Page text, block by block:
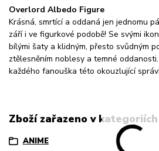
Overlord Albedo Figure
Krásná, smrtící a oddaná jen jednomu
září i ve figurkové podobě! Se svými
bílými šaty a klidným, přesto svůdným
ztělesněním noblesy a temné
každého fanouška této okouzlující
Zboží zařazeno v kategoriích
ANIME